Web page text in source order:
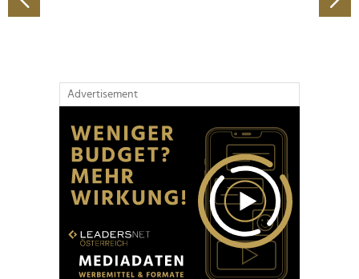
Partner führen diese Informationen möglicherweise mit
Advertisement